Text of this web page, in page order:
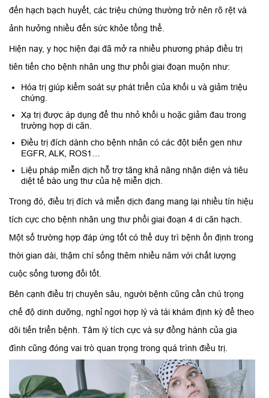
đến hạch bạch huyết, các triệu chứng thường trở nên rõ rệt và
ảnh hưởng nhiều đến sức khỏe tổng thể.
Hiện nay, y học hiện đại đã mở ra nhiều phương pháp điều trị
tiên tiến cho bệnh nhân ung thư phổi giai đoạn muộn như:
Hóa trị giúp kiểm soát sự phát triển của khối u và giảm triệu
chứng.
Xạ trị được áp dụng để thu nhỏ khối u hoặc giảm đau trong
trường hợp di căn.
Điều trị đích dành cho bệnh nhân có các đột biến gen như
EGFR, ALK, ROS1…
Liệu pháp miễn dịch hỗ trợ tăng khả năng nhận diện và tiêu
diệt tế bào ung thư của hệ miễn dịch.
Trong đó, điều trị đích và miễn dịch đang mang lại nhiều tín hiệu
tích cực cho bệnh nhân ung thư phổi giai đoạn 4 di căn hạch.
Một số trường hợp đáp ứng tốt có thể duy trì bệnh ổn định trong
thời gian dài, thậm chí sống thêm nhiều năm với chất lượng
cuộc sống tương đối tốt.
Bên cạnh điều trị chuyên sâu, người bệnh cũng cần chú trọng
chế độ dinh dưỡng, nghỉ ngơi hợp lý và tái khám định kỳ để theo
dõi tiến triển bệnh. Tâm lý tích cực và sự đồng hành của gia
đình cũng đóng vai trò quan trọng trong quá trình điều trị.